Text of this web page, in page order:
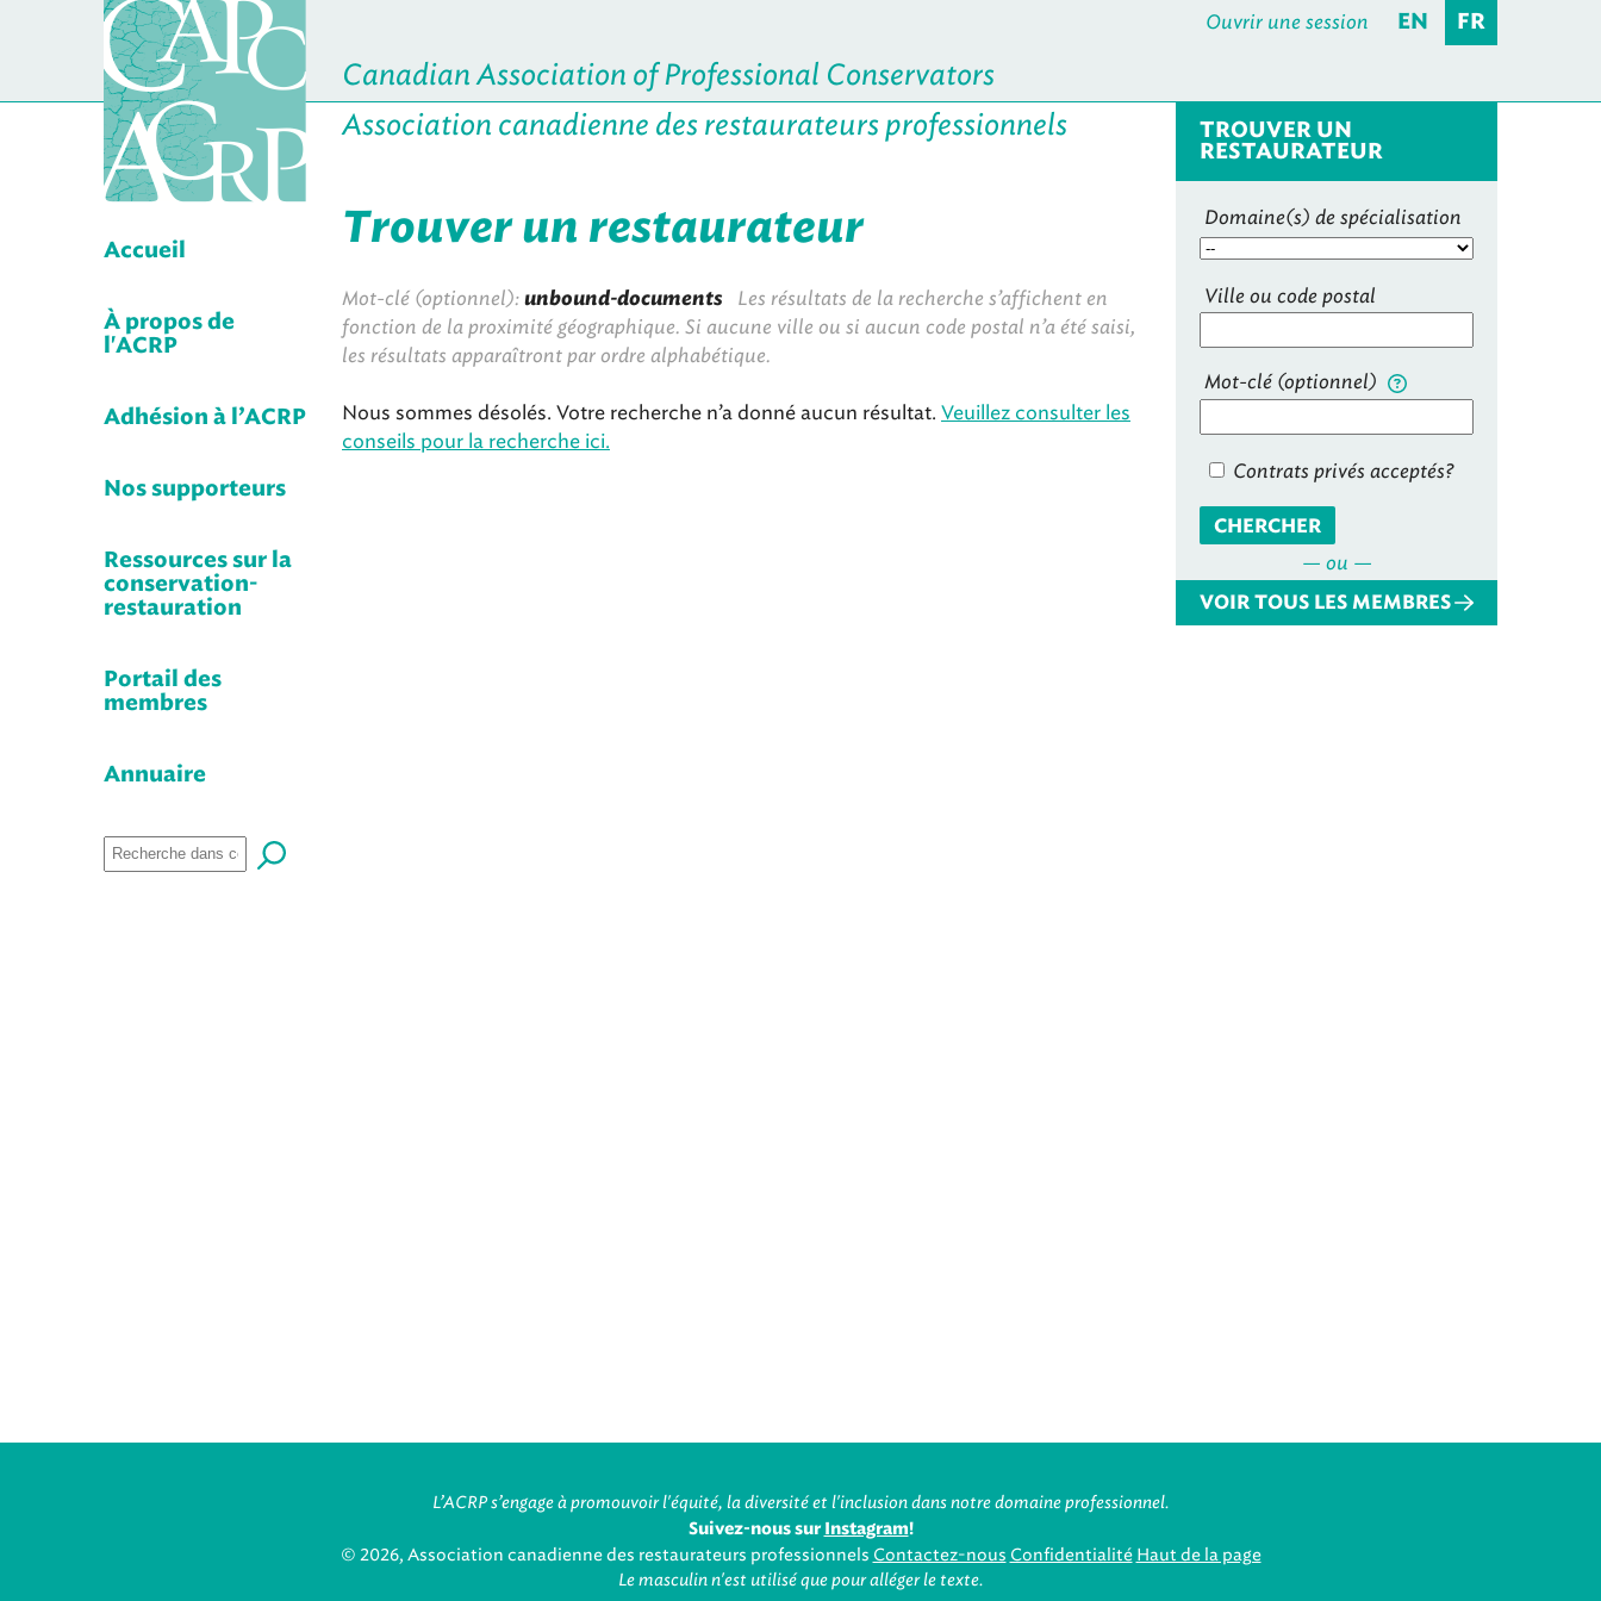
Canadian Association of Professional Conservators
Association canadienne des restaurateurs professionnels
Ouvrir une session EN FR
Accueil
À propos de
l'ACRP
Adhésion à l’ACRP
Nos supporteurs
Ressources sur la
conservation-
restauration
Portail des
membres
Annuaire
TROUVER UN
RESTAURATEUR
Domaine(s) de spécialisation
Ville ou code postal
Mot-clé (optionnel)
Contrats privés acceptés?
CHERCHER
— ou —
VOIR TOUS LES MEMBRES
Trouver un restaurateur
Mot-clé (optionnel): unbound-documents Les résultats de la recherche s’affichent en
fonction de la proximité géographique. Si aucune ville ou si aucun code postal n’a été saisi,
les résultats apparaîtront par ordre alphabétique.
Nous sommes désolés. Votre recherche n’a donné aucun résultat. Veuillez consulter les
conseils pour la recherche ici.
L’ACRP s’engage à promouvoir l'équité, la diversité et l'inclusion dans notre domaine professionnel.
Suivez-nous sur Instagram!
© 2026, Association canadienne des restaurateurs professionnels Contactez-nous Confidentialité Haut de la page
Le masculin n'est utilisé que pour alléger le texte.